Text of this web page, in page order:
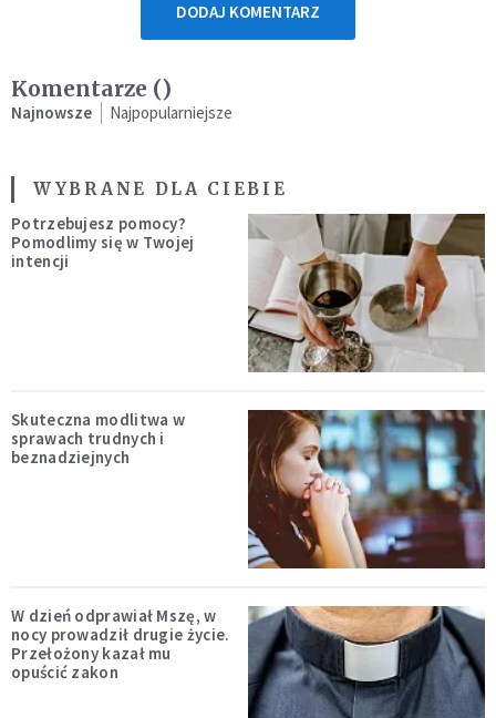
DODAJ KOMENTARZ
Komentarze ()
Najnowsze Najpopularniejsze
WYBRANE DLA CIEBIE
Potrzebujesz pomocy?
Pomodlimy się w Twojej
intencji
Skuteczna modlitwa w
sprawach trudnych i
beznadziejnych
W dzień odprawiał Mszę, w
nocy prowadził drugie życie.
Przełożony kazał mu
opuścić zakon